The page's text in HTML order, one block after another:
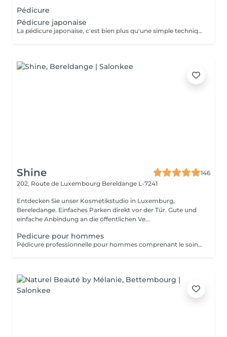
Pédicure
Pédicure japonaise
La pédicure japonaise, c'est bien plus qu'une simple technique de soin des ongles. Le but, c'est vraiment de redonner de l'éclat et de la vitalité aux ongles. Des ingrédients naturels sont utilisés pour chouchouter les ongles et mettre en valeur leur beauté innée : - on nourrit et on renforce les ongles avec des produits comme la cire d'abeille, le lait de riz et le soja. - on utilise des outils spécifiques et des techniques toutes douces, comme un polissage délicat et l'application de pâtes riches en nutriments.
Shine
146
202, Route de Luxembourg Bereldange L-7241
Entdecken Sie unser Kosmetikstudio in Luxemburg,
Bereledange. Einfaches Parken direkt vor der Tür. Gute und
einfache Anbindung an die öffentlichen Ve...
Pedicure pour hommes
Pédicure professionnelle pour hommes comprenant le soin des ongles, le traitement des cuticules, l'élimination des callosités et l'hydratation des pieds. Idéal pour des pieds propres, soignés et confortables.